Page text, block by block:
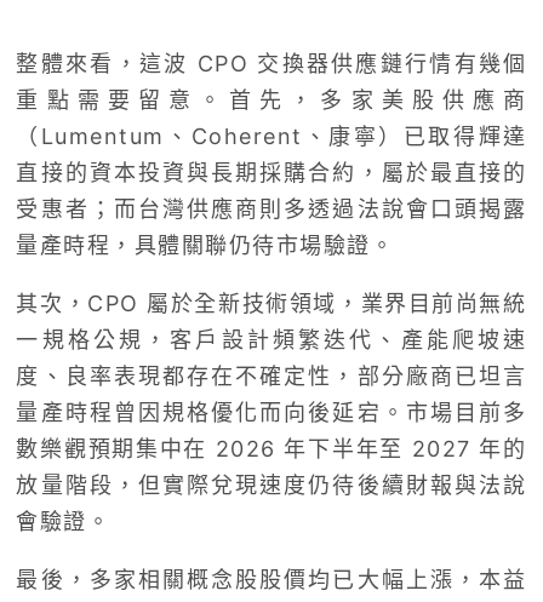
整體來看，這波 CPO 交換器供應鏈行情有幾個
重點需要留意。首先，多家美股供應商
（Lumentum、Coherent、康寧）已取得輝達
直接的資本投資與長期採購合約，屬於最直接的
受惠者；而台灣供應商則多透過法說會口頭揭露
量產時程，具體關聯仍待市場驗證。
其次，CPO 屬於全新技術領域，業界目前尚無統
一規格公規，客戶設計頻繁迭代、產能爬坡速
度、良率表現都存在不確定性，部分廠商已坦言
量產時程曾因規格優化而向後延宕。市場目前多
數樂觀預期集中在 2026 年下半年至 2027 年的
放量階段，但實際兌現速度仍待後續財報與法說
會驗證。
最後，多家相關概念股股價均已大幅上漲，本益